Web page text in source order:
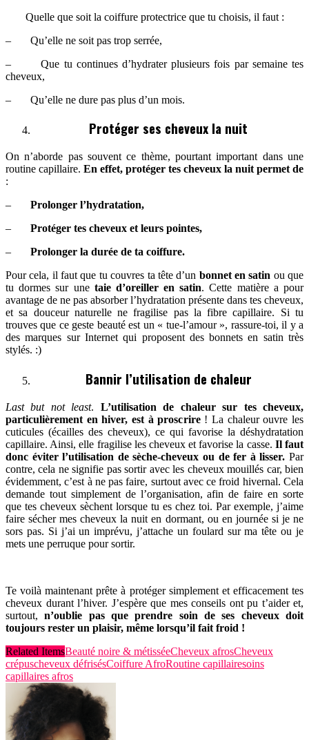
Quelle que soit la coiffure protectrice que tu choisis, il faut :
– Qu’elle ne soit pas trop serrée,
– Que tu continues d’hydrater plusieurs fois par semaine tes
cheveux,
– Qu’elle ne dure pas plus d’un mois.
Protéger ses cheveux la nuit
On n’aborde pas souvent ce thème, pourtant important dans une
routine capillaire. En effet, protéger tes cheveux la nuit permet de
:
– Prolonger l’hydratation,
– Protéger tes cheveux et leurs pointes,
– Prolonger la durée de ta coiffure.
Pour cela, il faut que tu couvres ta tête d’un bonnet en satin ou que
tu dormes sur une taie d’oreiller en satin. Cette matière a pour
avantage de ne pas absorber l’hydratation présente dans tes cheveux,
et sa douceur naturelle ne fragilise pas la fibre capillaire. Si tu
trouves que ce geste beauté est un « tue-l’amour », rassure-toi, il y a
des marques sur Internet qui proposent des bonnets en satin très
stylés. :)
Bannir l’utilisation de chaleur
Last but not least. L’utilisation de chaleur sur tes cheveux,
particulièrement en hiver, est à proscrire! La chaleur ouvre les
cuticules (écailles des cheveux), ce qui favorise la déshydratation
capillaire. Ainsi, elle fragilise les cheveux et favorise la casse. Il faut
donc éviter l’utilisation de sèche-cheveux ou de fer à lisser. Par
contre, cela ne signifie pas sortir avec les cheveux mouillés car, bien
évidemment, c’est à ne pas faire, surtout avec ce froid hivernal. Cela
demande tout simplement de l’organisation, afin de faire en sorte
que tes cheveux sèchent lorsque tu es chez toi. Par exemple, j’aime
faire sécher mes cheveux la nuit en dormant, ou en journée si je ne
sors pas. Si j’ai un imprévu, j’attache un foulard sur ma tête ou je
mets une perruque pour sortir.
Te voilà maintenant prête à protéger simplement et efficacement tes
cheveux durant l’hiver. J’espère que mes conseils ont pu t’aider et,
surtout,n’oublie pas que prendre soin de ses cheveux doit
toujours rester un plaisir, même lorsqu’il fait froid !
Related ItemsBeauté noire & métisséeCheveux afrosCheveux
crépuscheveux défrisésCoiffure AfroRoutine capillairesoins
capillaires afros